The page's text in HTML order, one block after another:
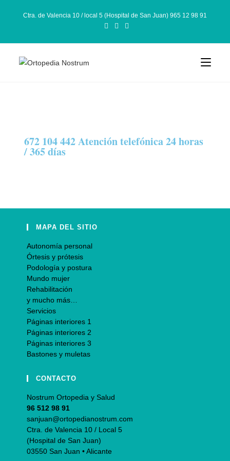
Ctra. de Valencia 10 / local 5 (Hospital de San Juan) 965 12 98 91
672 104 442 Atención telefónica 24 horas
/ 365 días
MAPA DEL SITIO
Autonomía personal
Órtesis y prótesis
Podología y postura
Mundo mujer
Rehabilitación
y mucho más…
Servicios
Páginas interiores 1
Páginas interiores 2
Páginas interiores 3
Bastones y muletas
CONTACTO
Nostrum Ortopedia y Salud
96 512 98 91
sanjuan@ortopedianostrum.com
Ctra. de Valencia 10 / Local 5
(Hospital de San Juan)
03550 San Juan • Alicante